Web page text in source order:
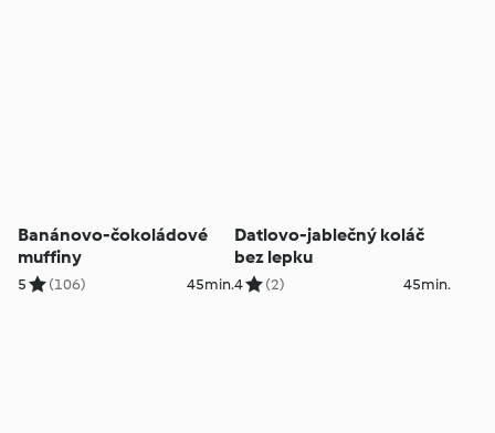
Banánovo-čokoládové
muffiny
5 (106) 45min.
Datlovo-jablečný koláč
bez lepku
4 (2) 45min.